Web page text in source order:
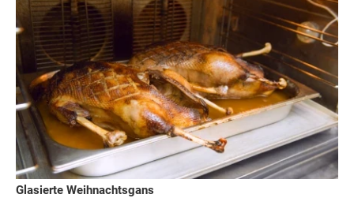
Glasierte Weihnachtsgans